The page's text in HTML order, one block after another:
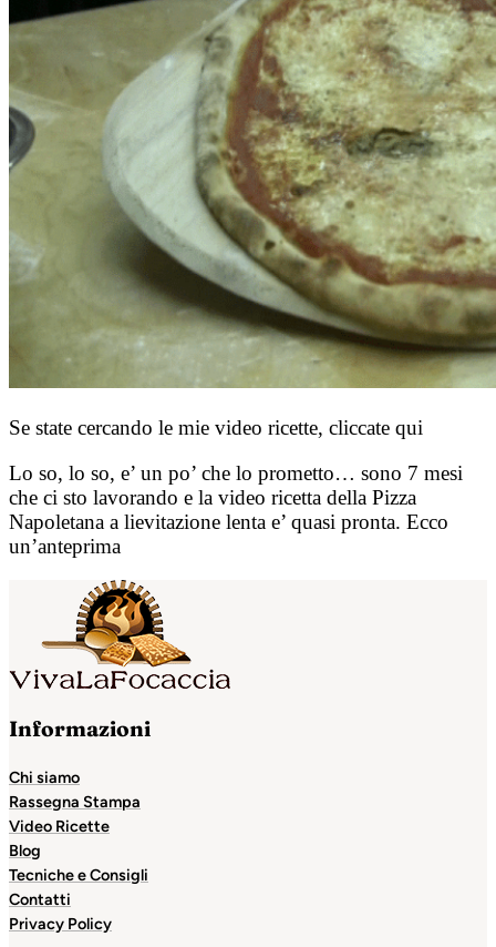
Se state cercando le mie video ricette, cliccate qui
Lo so, lo so, e’ un po’ che lo prometto… sono 7 mesi
che ci sto lavorando e la video ricetta della Pizza
Napoletana a lievitazione lenta e’ quasi pronta. Ecco
un’anteprima
Informazioni
Chi siamo
Rassegna Stampa
Video Ricette
Blog
Tecniche e Consigli
Contatti
Privacy Policy